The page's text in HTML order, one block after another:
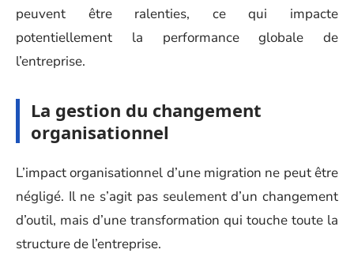
peuvent être ralenties, ce qui impacte
potentiellement la performance globale de
l’entreprise.
La gestion du changement
organisationnel
L’impact organisationnel d’une migration ne peut être
négligé. Il ne s’agit pas seulement d’un changement
d’outil, mais d’une transformation qui touche toute la
structure de l’entreprise.